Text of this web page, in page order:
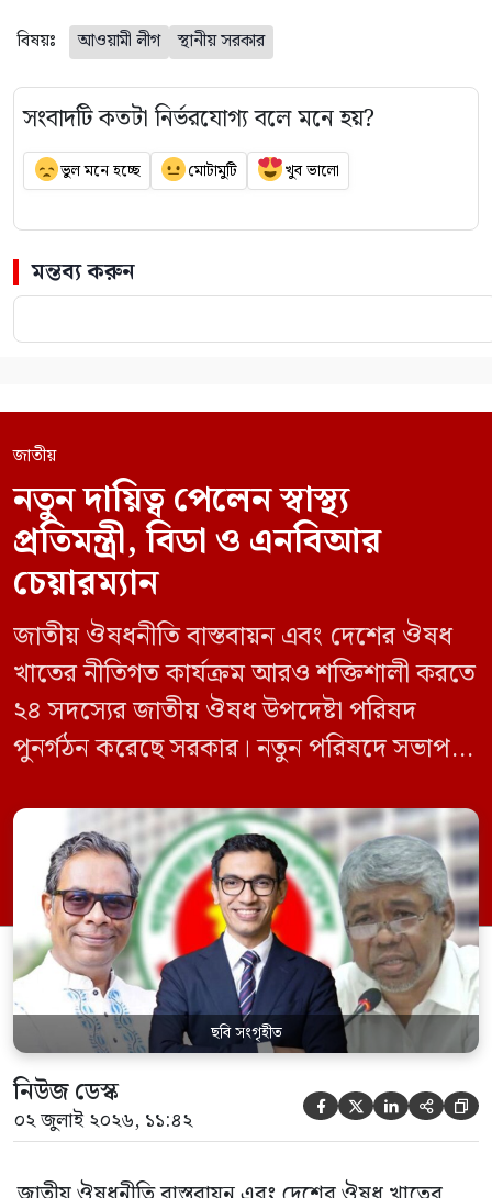
বিষয়ঃ আওয়ামী লীগ স্থানীয় সরকার
সংবাদটি কতটা নির্ভরযোগ্য বলে মনে হয়?
ভুল মনে হচ্ছে মোটামুটি খুব ভালো
মন্তব্য করুন
জাতীয়
নতুন দায়িত্ব পেলেন স্বাস্থ্য
প্রতিমন্ত্রী, বিডা ও এনবিআর
চেয়ারম্যান
জাতীয় ঔষধনীতি বাস্তবায়ন এবং দেশের ঔষধ
খাতের নীতিগত কার্যক্রম আরও শক্তিশালী করতে
২৪ সদস্যের জাতীয় ঔষধ উপদেষ্টা পরিষদ
পুনর্গঠন করেছে সরকার। নতুন পরিষদে সভাপতি
কল্যাণমন্ত্রী এবং সদস্য সচিব থাকবেন স্বাস্থ্য ও
পরিবার কল্যাণ মন্ত্রণালয়ের সচিব। একই সঙ্গে
স্বাস্থ্য প্রতিমন্ত্রী, বাংলাদেশ বিনিয়োগ উন্নয়ন
কর্তৃপক্ষ (বিডা)-এর নির্বাহী চেয়ারম্যান এবং
জাতীয় […]
ছবি সংগৃহীত
নিউজ ডেস্ক
০২ জুলাই ২০২৬, ১১:৪২     